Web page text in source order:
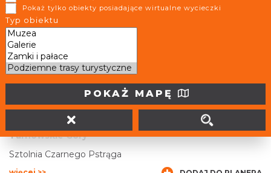
Pokaż tylko obiekty posiadające wirtualne wycieczki
Typ obiektu
POKAŻ MAPĘ
Zabytkowa Kopalnia Srebra
więcej >>
Sztolnia Czarnego Pstrąga
Tarnowskie Góry
Sztolnia Czarnego Pstrąga